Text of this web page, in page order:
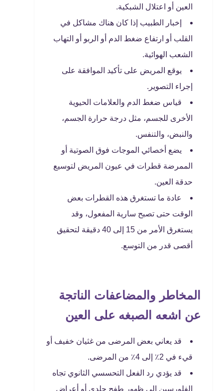
العين أو اعتلال الشبكية.
إخبار الطبيب إذا كان هناك مشاكل في
القلب أو ارتفاع ضغط الدم أو الربو أو التهاب
الشعب الهوائية.
يوقع المريض على تأكيد الموافقة على
إجراء التصوير.
قياس ضغط الدم والعلامات الحيوية
الأخرى للجسم، مثل درجة حرارة الجسم،
والنبض، والتنفس.
يضع أخصائي الموجات فوق الصوتية أو
الممرضة قطرات في عيون المريض لتوسيع
حدقة العين.
عادة ما تستغرق هذه القطرات بعض
الوقت حتى تصبح سارية المفعول، وقد
يستغرق الأمر من 15 إلى 40 دقيقة لتحقيق
أقصى قدر من التوسع.
المخاطر والمضاعفات الناتجة
عن اشعه الصبغه على العين
قد يعاني بعض المرضى من غثيان خفيف أو
قيء في 2٪ إلى 4٪ من المرضى.
قد يؤدي رد الفعل التحسسي الثانوي تجاه
الفلورسين إلى ظهور طفح جلدي أو أعراض